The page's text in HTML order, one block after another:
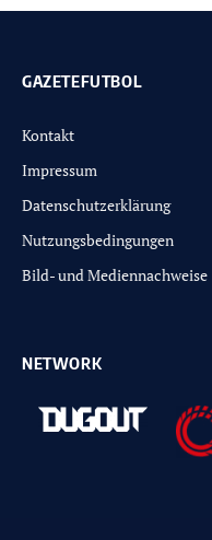
GAZETEFUTBOL
Kontakt
Impressum
Datenschutzerklärung
Nutzungsbedingungen
Bild- und Mediennachweise
NETWORK